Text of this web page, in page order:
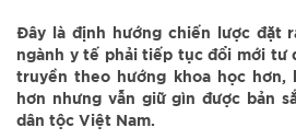
Đây là định hướng chiến lược đặt
ngành y tế phải tiếp tục đổi mới tư
truyền theo hướng khoa học hơn,
hơn nhưng vẫn giữ gìn được bản
dân tộc Việt Nam.